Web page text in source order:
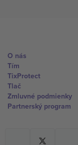
O nás
Tím
TixProtect
Tlač
Zmluvné podmienky
Partnerský program